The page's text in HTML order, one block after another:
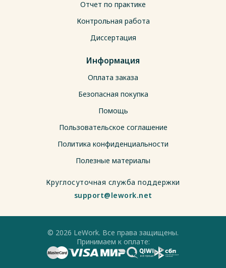
Отчет по практике
Контрольная работа
Диссертация
Информация
Оплата заказа
Безопасная покупка
Помощь
Пользовательское соглашение
Политика конфиденциальности
Полезные материалы
Круглосуточная служба поддержки
support@lework.net
© 2026 LeWork. Все права защищены.
Принимаем к оплате: